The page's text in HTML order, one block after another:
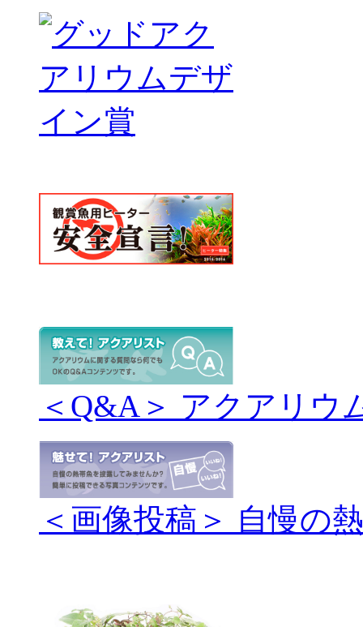
＜Q&A＞ アクアリウ
＜画像投稿＞ 自慢の